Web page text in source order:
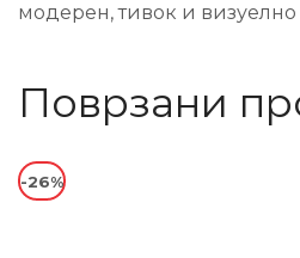
модерен, тивок и визуелно
Поврзани
-26%